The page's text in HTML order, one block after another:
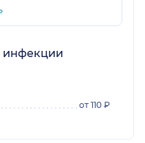
инфекции
от 110 ₽